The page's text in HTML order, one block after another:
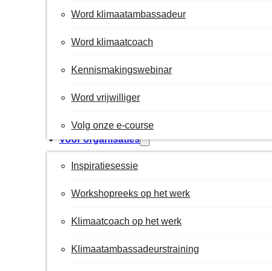
Word klimaatambassadeur
Word klimaatcoach
Kennismakingswebinar
Word vrijwilliger
Volg onze e-course
Voor organisaties
Inspiratiesessie
Workshopreeks op het werk
Klimaatcoach op het werk
Klimaatambassadeurstraining